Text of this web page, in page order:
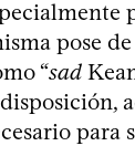
pose
“sad
para